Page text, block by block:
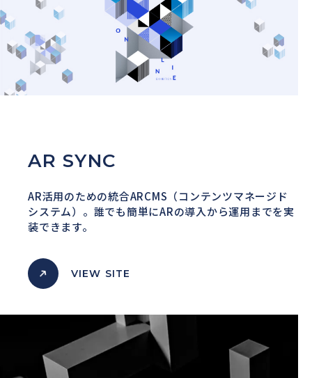
AR SYNC
AR活用のための統合ARCMS（コンテンツマネージド
システム）。 誰でも簡単にARの導入から運用までを実
装できます。
VIEW SITE